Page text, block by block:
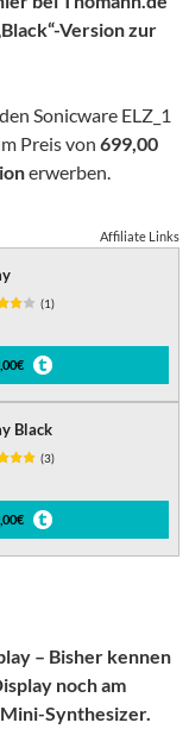
Version zur
Sonicware ELZ_1
Preis von 699,00
erwerben.
Affiliate Links
(1)
Black
(3)
– Bisher kennen
noch am
Mini-Synthesizer.